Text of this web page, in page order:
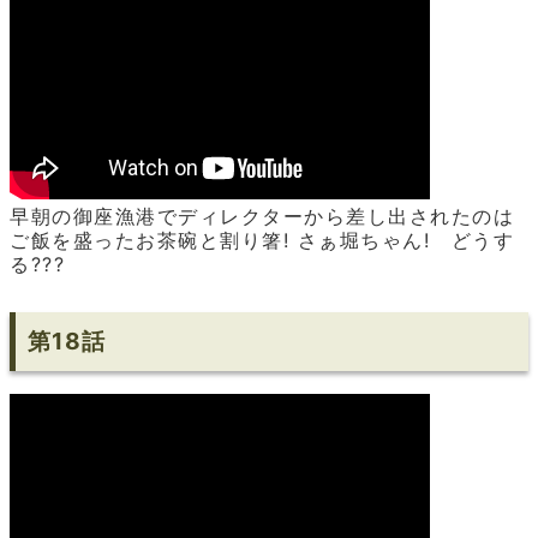
早朝の御座漁港でディレクターから差し出されたのは
ご飯を盛ったお茶碗と割り箸! さぁ堀ちゃん! どうす
る???
第18話